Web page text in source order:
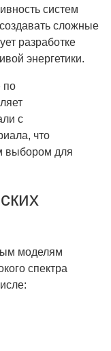
систем
сложные
разработке
энергетики.
по
с
что
выбором для
моделям
спектра